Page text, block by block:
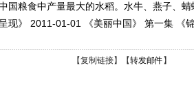
国粮食中产量最大的水稻。水牛、燕子、
现》 2011-01-01 《美丽中国》 第一集 《锦
【复制链接】【转发邮件 】